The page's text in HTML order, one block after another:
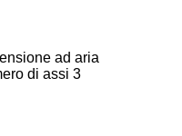
ad aria
di assi 3